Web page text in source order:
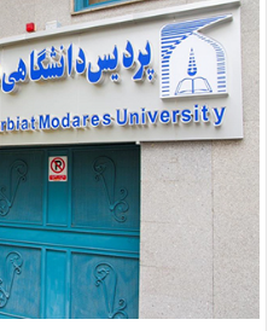
بدون
آزمون
دانشگاه
سمنان
۱۴۰۲